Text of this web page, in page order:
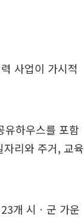
사업이 가시적
유하우스를 포함
리와 주거, 교육
개 시ㆍ군 가운